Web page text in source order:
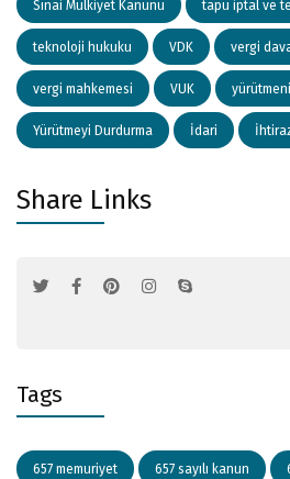
Sınai Mülkiyet Kanunu tapu iptal ve
teknoloji hukuku VDK vergi
vergi mahkemesi VUK
Yürütmeyi Durdurma İdari
Share Links
Tags
657 memuriyet 657 sayılı kanun